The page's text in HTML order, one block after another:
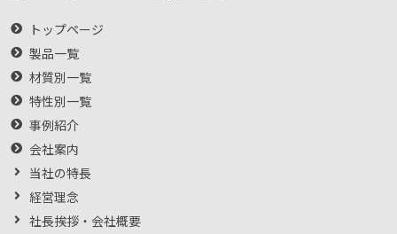
トップページ
製品一覧
材質別一覧
特性別一覧
事例紹介
会社案内
当社の特長
経営理念
社長挨拶・会社概要